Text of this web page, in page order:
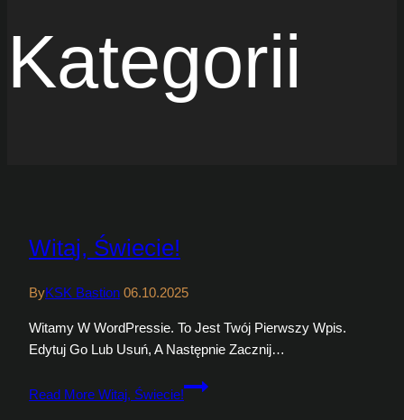
Kategorii
Witaj, Świecie!
ByKSK Bastion 06.10.2025
Witamy W WordPressie. To Jest Twój Pierwszy Wpis.
Edytuj Go Lub Usuń, A Następnie Zacznij…
Read More Witaj, Świecie!